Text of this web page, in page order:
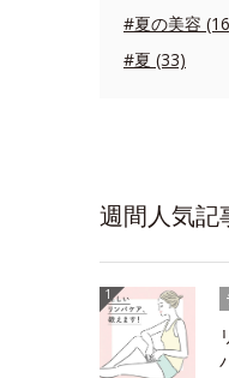
#夏の美容
#夏 (33)
週間人気記